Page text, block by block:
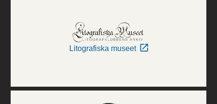
Litografiska museet